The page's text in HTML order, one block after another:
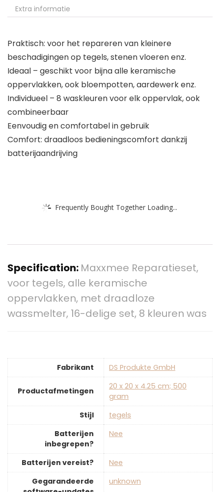
Extra informatie
Praktisch: voor het repareren van kleinere
beschadigingen op tegels, stenen vloeren enz.
Ideaal – geschikt voor bijna alle keramische
oppervlakken, ook bloempotten, aardewerk enz.
Individueel – 8 waskleuren voor elk oppervlak, ook
combineerbaar
Eenvoudig en comfortabel in gebruik
Comfort: draadloos bedieningscomfort dankzij
batterijaandrijving
Frequently Bought Together Loading...
Specification: Maxxmee Reparatieset,
voor tegels, alle keramische
oppervlakken, met draadloze
wassmelter, 16-delige set, 8 kleuren was
Fabrikant ‎DS Produkte GmbH
Productafmetingen
‎20 x 20 x 4.25 cm; 500
gram
Stijl
‎tegels
Batterijen
inbegrepen?
‎Nee
Batterijen vereist?
‎Nee
Gegarandeerde
‎unknown